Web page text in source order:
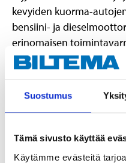
Suostumus
Tämä sivusto käyttää
Käytämme evästeitä
kevyiden kuorma-
bensiini- ja
erinomaisen
kaikissa tilanteissa, myös
käyttöolosuhteissa.
Öljy on kehitetty
VW-konsernin